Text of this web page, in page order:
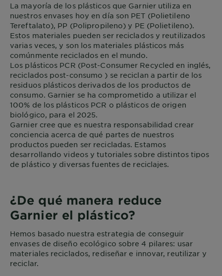
La mayoría de los plásticos que Garnier utiliza en
nuestros envases hoy en día son PET (Polietileno
Tereftalato), PP (Polipropileno) y PE (Polietileno).
Estos materiales pueden ser reciclados y reutilizados
varias veces, y son los materiales plásticos más
comúnmente reciclados en el mundo.
Los plásticos PCR (Post-Consumer Recycled en inglés,
reciclados post-consumo ) se reciclan a partir de los
residuos plásticos derivados de los productos de
consumo. Garnier se ha comprometido a utilizar el
100% de los plásticos PCR o plásticos de origen
biológico, para el 2025.
Garnier cree que es nuestra responsabilidad crear
conciencia acerca de qué partes de nuestros
productos pueden ser recicladas. Estamos
desarrollando videos y tutoriales sobre distintos tipos
de plástico y diversas fuentes de reciclajes.
¿De qué manera reduce
Garnier el plástico?
Hemos basado nuestra estrategia de conseguir
envases de diseño ecológico sobre 4 pilares: usar
materiales reciclados, rediseñar e innovar, reutilizar y
reciclar.